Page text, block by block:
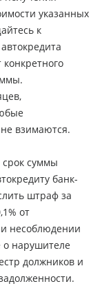
указанных
к
конкретного
взимаются.
суммы
банк-
штраф за
от
несоблюдении
о нарушителе
должников и